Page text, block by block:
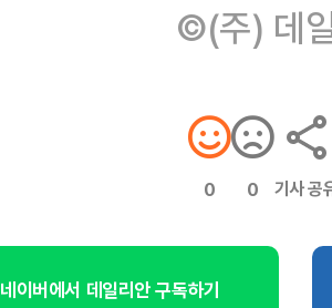
©(주) 데
0 0 기사 공
네이버에서 데일리안 구독하기